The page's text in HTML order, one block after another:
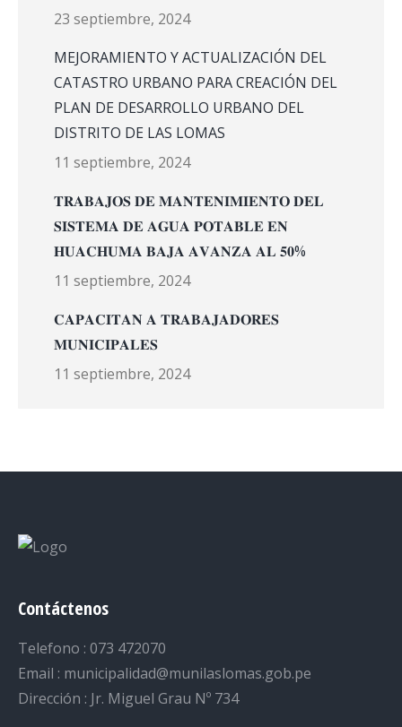
23 septiembre, 2024
MEJORAMIENTO Y ACTUALIZACIÓN DEL
CATASTRO URBANO PARA CREACIÓN DEL
PLAN DE DESARROLLO URBANO DEL
DISTRITO DE LAS LOMAS
11 septiembre, 2024
𝐓𝐑𝐀𝐁𝐀𝐉𝐎𝐒 𝐃𝐄 𝐌𝐀𝐍𝐓𝐄𝐍𝐈𝐌𝐈𝐄𝐍𝐓𝐎 𝐃𝐄𝐋
𝐒𝐈𝐒𝐓𝐄𝐌𝐀 𝐃𝐄 𝐀𝐆𝐔𝐀 𝐏𝐎𝐓𝐀𝐁𝐋𝐄 𝐄𝐍
𝐇𝐔𝐀𝐂𝐇𝐔𝐌𝐀 𝐁𝐀𝐉𝐀 𝐀𝐕𝐀𝐍𝐙𝐀 𝐀𝐋 𝟓𝟎%
11 septiembre, 2024
𝐂𝐀𝐏𝐀𝐂𝐈𝐓𝐀𝐍 𝐀 𝐓𝐑𝐀𝐁𝐀𝐉𝐀𝐃𝐎𝐑𝐄𝐒
𝐌𝐔𝐍𝐈𝐂𝐈𝐏𝐀𝐋𝐄𝐒
11 septiembre, 2024
Contáctenos
Telefono : 073 472070
Email : municipalidad@munilaslomas.gob.pe
Dirección : Jr. Miguel Grau Nº 734